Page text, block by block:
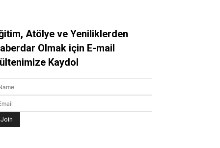
Atölye ve Yeniliklerden
Olmak için E-mail
Kaydol